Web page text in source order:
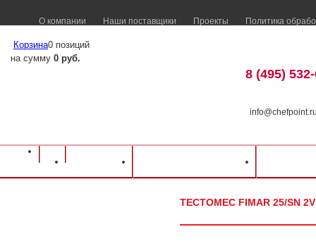
О компании Наши поставщики Проекты Политика
Корзина0 позиций
на сумму 0 руб.
8 (495)
Оборудование для ресторанов и кафе
ТЕСТОМЕС FIMAR 25/SN 2V